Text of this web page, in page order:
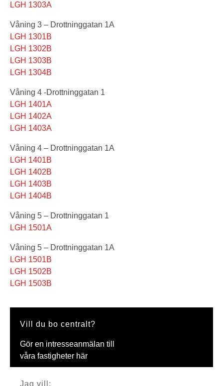
LGH 1303A
Våning 3 – Drottninggatan 1A
LGH 1301B
LGH 1302B
LGH 1303B
LGH 1304B
Våning 4 -Drottninggatan 1
LGH 1401A
LGH 1402A
LGH 1403A
Våning 4 – Drottninggatan 1A
LGH 1401B
LGH 1402B
LGH 1403B
LGH 1404B
Våning 5 – Drottninggatan 1
LGH 1501A
Våning 5 – Drottninggatan 1A
LGH 1501B
LGH 1502B
LGH 1503B
Vill du bo centralt?
Gör en intresseanmälan till
våra fastigheter här
Jag vill: